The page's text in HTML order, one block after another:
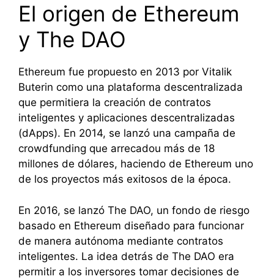
El origen de Ethereum
y The DAO
Ethereum fue propuesto en 2013 por Vitalik
Buterin como una plataforma descentralizada
que permitiera la creación de contratos
inteligentes y aplicaciones descentralizadas
(dApps). En 2014, se lanzó una campaña de
crowdfunding que arrecadou más de 18
millones de dólares, haciendo de Ethereum uno
de los proyectos más exitosos de la época.
En 2016, se lanzó The DAO, un fondo de riesgo
basado en Ethereum diseñado para funcionar
de manera autónoma mediante contratos
inteligentes. La idea detrás de The DAO era
permitir a los inversores tomar decisiones de